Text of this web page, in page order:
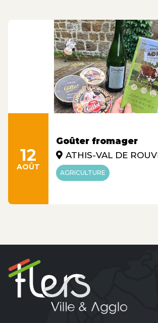
12
AOÛT
Goûter fromager
ATHIS-VAL DE
AGRICULTURE